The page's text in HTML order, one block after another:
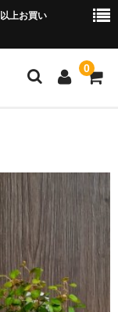
上お買い
0